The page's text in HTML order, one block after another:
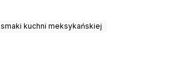
smaki kuchni meksykańskiej